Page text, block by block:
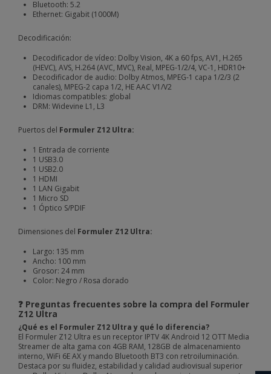
Bluetooth: 5.2
Ethernet: Gigabit (1000M)
Decodificación:
Decodificador de vídeo: Dolby Vision, 4K a 60 fps, AV1, H.265
(HEVC), AVS, H.264 (AVC, MVC), Real, MPEG-1/2/4, VC-1, HDR10+
Decodificador de audio: Dolby Atmos, MPEG-1 capa 1/2/3 (2
canales), MPEG-2 capa 1/2, HE AAC V1/V2
Idiomas compatibles: global
DRM: Widevine L1, L3
Puertos del Formuler Z12 Ultra:
1 Entrada de corriente
1 USB3.0
1 USB2.0
1 HDMI
1 LAN Gigabit
1 Micro SD
1 Óptico S/PDIF
Dimensiones del Formuler Z12 Ultra:
Largo: 135 mm
Ancho: 100 mm
Grosor: 24 mm
Color: Negro / Rosa dorado
❓ Preguntas frecuentes sobre la compra del Formuler
Z12 Ultra
¿Qué es el Formuler Z12 Ultra y qué lo diferencia?
El Formuler Z12 Ultra es un receptor IPTV 4K Android 12 OTT Media
Streamer de alta gama con 4GB RAM, 128GB de almacenamiento
interno, WiFi 6E AX y mando Bluetooth BT3 con retroiluminación.
Destaca por su fluidez, estabilidad y calidad audiovisual superior